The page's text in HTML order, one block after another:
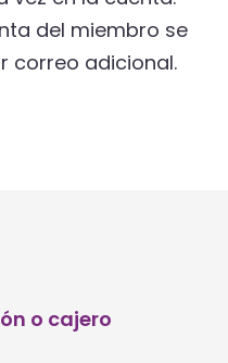
del miembro se
correo adicional.
o cajero